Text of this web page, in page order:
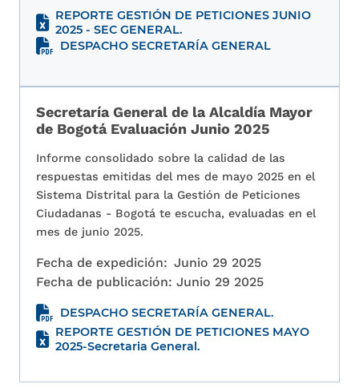
REPORTE GESTIÓN DE PETICIONES JUNIO
2025 - SEC GENERAL.
DESPACHO SECRETARÍA GENERAL
Secretaría General de la Alcaldía Mayor
de Bogotá Evaluación Junio 2025
Informe consolidado sobre la calidad de las
respuestas emitidas del mes de mayo 2025 en el
Sistema Distrital para la Gestión de Peticiones
Ciudadanas - Bogotá te escucha, evaluadas en el
mes de junio 2025.
Fecha de expedición: Junio 29 2025
Fecha de publicación: Junio 29 2025
DESPACHO SECRETARÍA GENERAL.
REPORTE GESTIÓN DE PETICIONES MAYO
2025-Secretaria General.